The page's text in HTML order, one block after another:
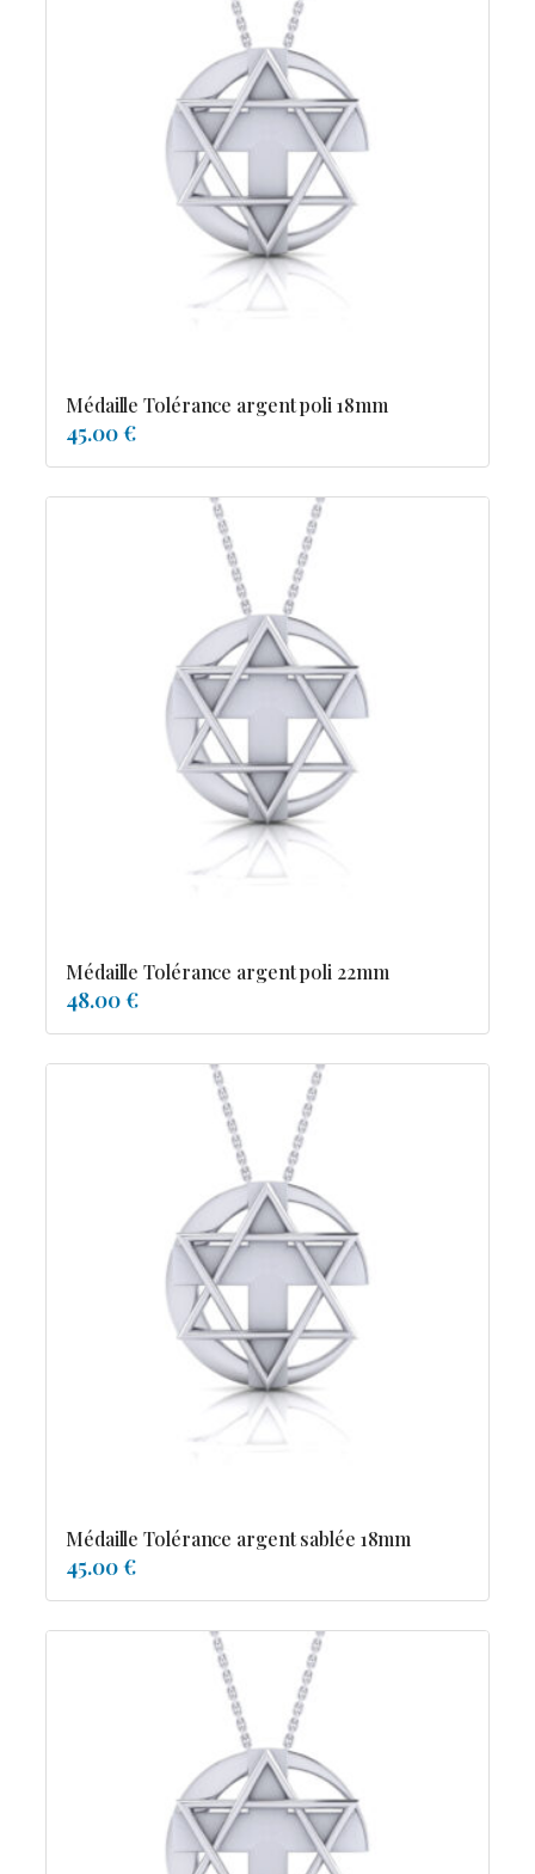
Médaille Tolérance argent poli 18mm
45.00 €
Médaille Tolérance argent poli 22mm
48.00 €
Médaille Tolérance argent sablée 18mm
45.00 €